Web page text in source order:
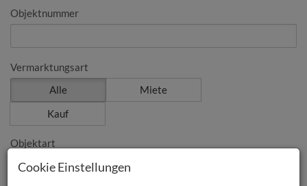
Objektnummer
Vermarktungsart
Alle
Miete
Kauf
Objektart
Cookie Einstellungen